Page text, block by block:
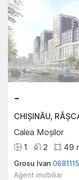
-
CHIȘINĂU,
Calea Moșilor
1
2 49
Grosu Ivan
Agent imobiliar